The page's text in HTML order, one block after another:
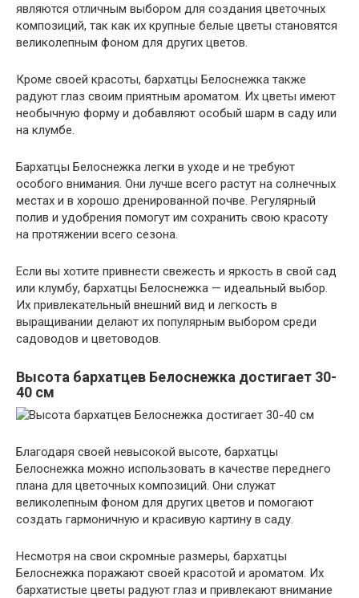
являются отличным выбором для создания цветочных
композиций, так как их крупные белые цветы становятся
великолепным фоном для других цветов.
Кроме своей красоты, бархатцы Белоснежка также
радуют глаз своим приятным ароматом. Их цветы имеют
необычную форму и добавляют особый шарм в саду или
на клумбе.
Бархатцы Белоснежка легки в уходе и не требуют
особого внимания. Они лучше всего растут на солнечных
местах и в хорошо дренированной почве. Регулярный
полив и удобрения помогут им сохранить свою красоту
на протяжении всего сезона.
Если вы хотите привнести свежесть и яркость в свой сад
или клумбу, бархатцы Белоснежка — идеальный выбор.
Их привлекательный внешний вид и легкость в
выращивании делают их популярным выбором среди
садоводов и цветоводов.
Высота бархатцев Белоснежка достигает 30-
40 см
Благодаря своей невысокой высоте, бархатцы
Белоснежка можно использовать в качестве переднего
плана для цветочных композиций. Они служат
великолепным фоном для других цветов и помогают
создать гармоничную и красивую картину в саду.
Несмотря на свои скромные размеры, бархатцы
Белоснежка поражают своей красотой и ароматом. Их
бархатистые цветы радуют глаз и привлекают внимание